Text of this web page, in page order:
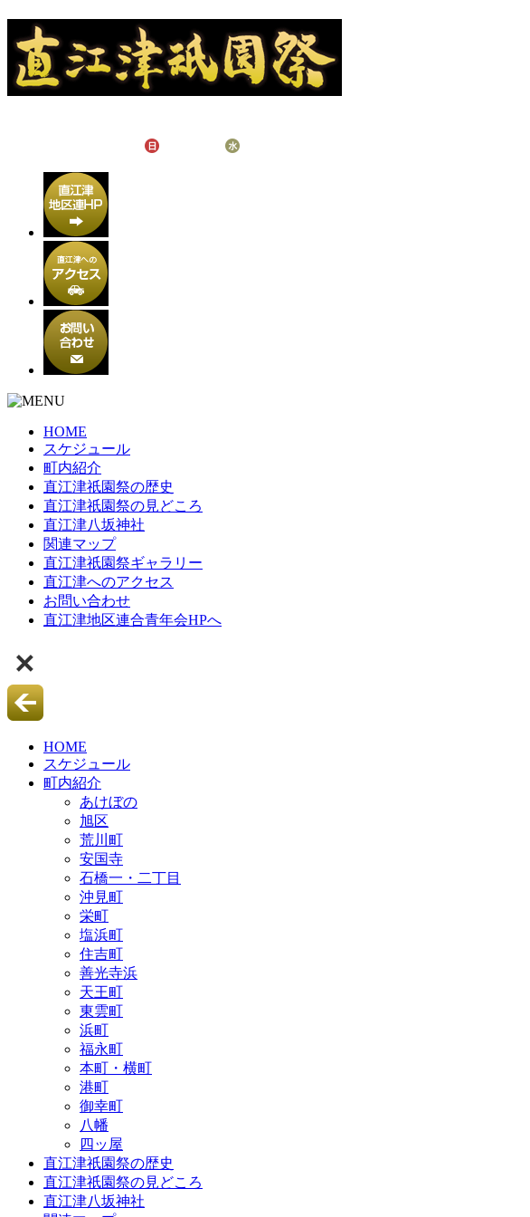
HOME
スケジュール
町内紹介
直江津祇園祭の歴史
直江津祇園祭の見どころ
直江津八坂神社
関連マップ
直江津祇園祭ギャラリー
直江津へのアクセス
お問い合わせ
直江津地区連合青年会HPへ
HOME
スケジュール
町内紹介
あけぼの
旭区
荒川町
安国寺
石橋一・二丁目
沖見町
栄町
塩浜町
住吉町
善光寺浜
天王町
東雲町
浜町
福永町
本町・横町
港町
御幸町
八幡
四ッ屋
直江津祇園祭の歴史
直江津祇園祭の見どころ
直江津八坂神社